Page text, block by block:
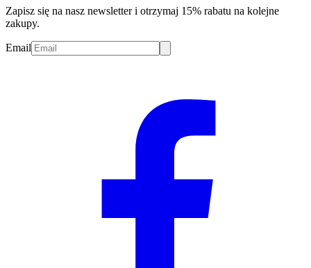
Zapisz się na nasz newsletter i otrzymaj 15% rabatu na kolejne
zakupy.
Email